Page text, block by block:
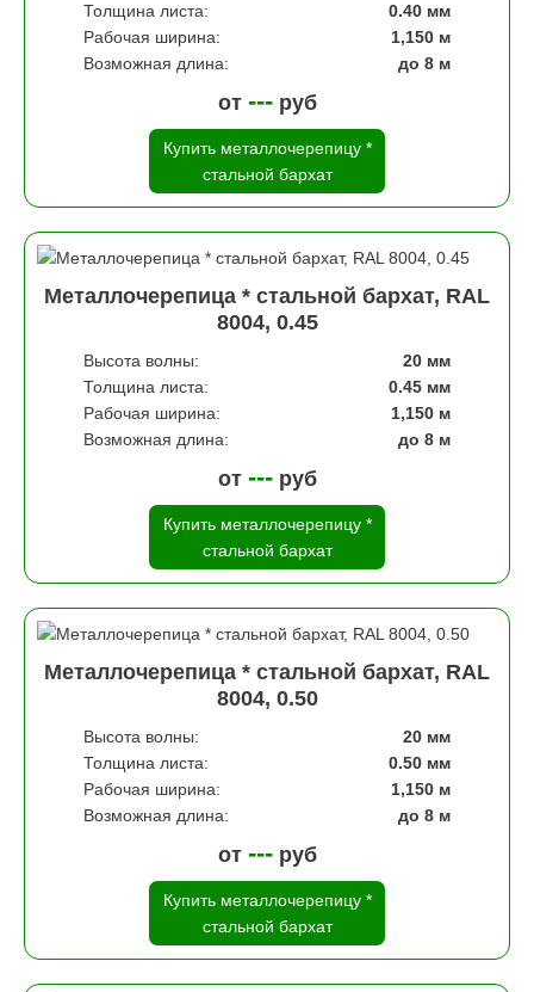
Толщина листа:
0.40 мм
Рабочая ширина:
1,150 м
Возможная длина:
до 8 м
от ---руб
Купить металлочерепицу *
стальной бархат
Металлочерепица * стальной бархат, RAL
8004, 0.45
Высота волны:
20 мм
Толщина листа:
0.45 мм
Рабочая ширина:
1,150 м
Возможная длина:
до 8 м
от ---руб
Купить металлочерепицу *
стальной бархат
Металлочерепица * стальной бархат, RAL
8004, 0.50
Высота волны:
20 мм
Толщина листа:
0.50 мм
Рабочая ширина:
1,150 м
Возможная длина:
до 8 м
от ---руб
Купить металлочерепицу *
стальной бархат